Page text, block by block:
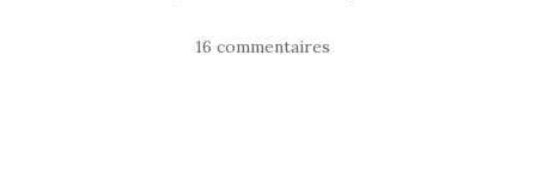
16 commentaires